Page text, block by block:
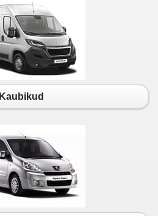
Kaubikud